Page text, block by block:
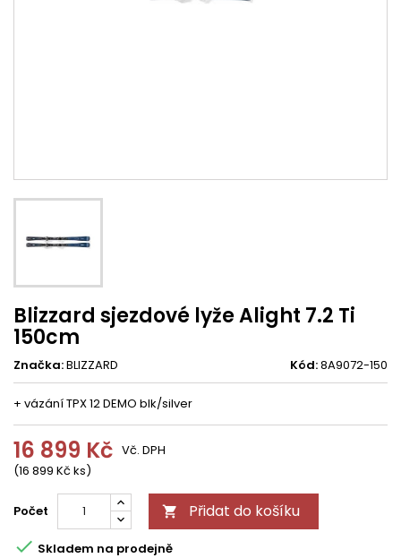
Blizzard sjezdové lyže Alight 7.2 Ti
150cm
Značka:BLIZZARD Kód:8A9072-150
+ vázání TPX 12 DEMO blk/silver
16 899 Kč
(16 899 Kč ks)
Vč. DPH
Počet  Přidat do košíku
 Skladem na prodejně